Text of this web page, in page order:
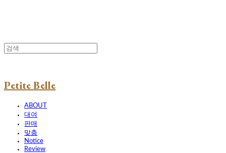
Petite Belle
ABOUT
대여
판매
맞춤
Notice
Review